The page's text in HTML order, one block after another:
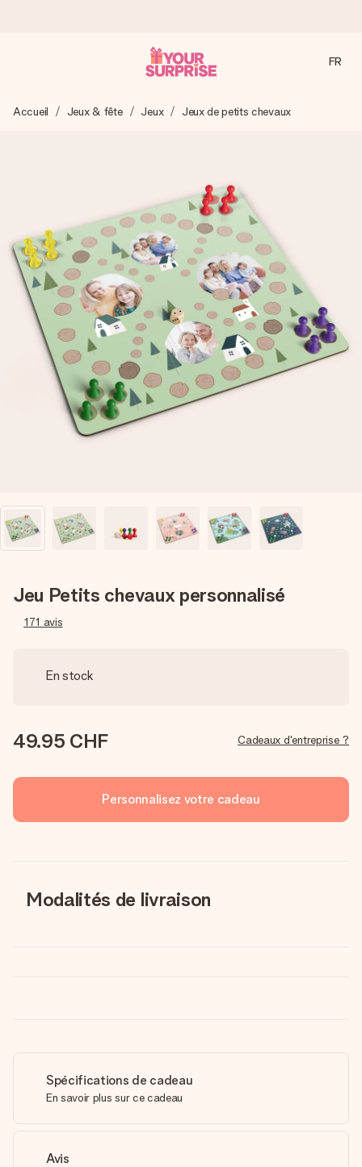
Nous préparons votre cadeau avec attention et l’envoyons
4,7 (sur la base de +15 000 avis)
Nos cadeaux sont appréciés. Les clients nous attribuent
une note de 4,7 sur Google Reviews (total de tous les
pays où nous sommes présents).
Carte de vœux gratuite
Créez quelque chose d’unique en quelques étapes – avec
son prénom, votre photo ou un message qui touche le cœur.
Sans complications, juste tout l’amour pour le moment idéal.
FR
Accueil Jeux & fête Jeux Jeux de petits chevaux
Jeu Petits chevaux personnalisé
171 avis
En stock
49.95 CHF Cadeaux d'entreprise ?
Personnalisez votre cadeau
Modalités de livraison
Spécifications de cadeau
En savoir plus sur ce cadeau
Avis